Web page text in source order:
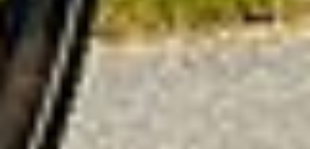
VS zijn door het Europees Hof van Justitie beoordeeld
als een land met een ontoereikend niveau van
gegevensbescherming volgens EU-normen. In het
bijzonder bestaat het risico dat uw gegevens door de
Amerikaanse autoriteiten worden verwerkt voor controle-
en toezichtdoeleinden, mogelijk ook zonder enig
rechtsmiddel. Indien u op "Selectie handmatig instellen"
klikt en geen van de keuzevakken (voorkeuren,